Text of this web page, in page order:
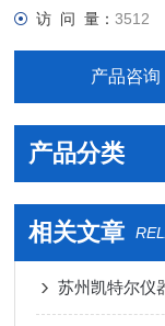
访 问 量：3512
产品咨询
产品分类
相关文章
苏州凯特尔仪